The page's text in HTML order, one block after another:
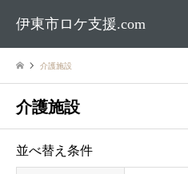
伊東市ロケ支援.com
介護施設
介護施設
並べ替え条件